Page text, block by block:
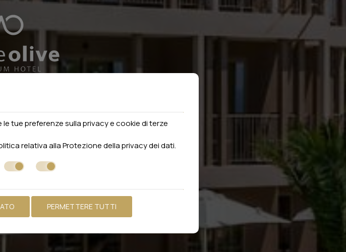
tue preferenze sulla privacy e cookie di terze
relativa allaProtezione della privacy dei dati.
PERMETTERE TUTTI